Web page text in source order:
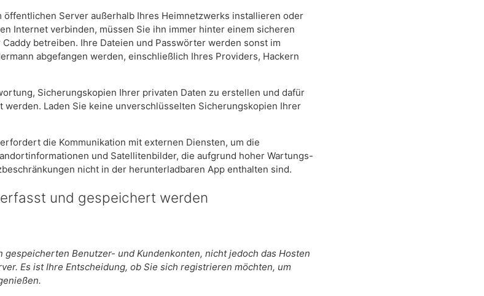
öffentlichen Server außerhalb Ihres Heimnetzwerks installieren oder
Internet verbinden, müssen Sie ihn immer hinter einem sicheren
betreiben. Ihre Dateien und Passwörter werden sonst im
abgefangen werden, einschließlich Ihres Providers, Hackern
Sicherungskopien Ihrer privaten Daten zu erstellen und dafür
werden. Laden Sie keine unverschlüsselten Sicherungskopien Ihrer
die Kommunikation mit externen Diensten, um die
und Satellitenbilder, die aufgrund hoher Wartungs-
nicht in der herunterladbaren App enthalten sind.
und gespeichert werden
Benutzer- und Kundenkonten, nicht jedoch das Hosten
Es ist Ihre Entscheidung, ob Sie sich registrieren möchten, um